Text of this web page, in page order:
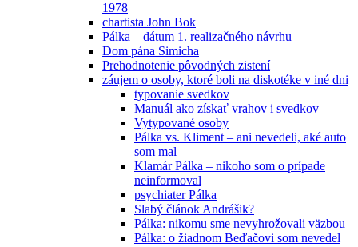
1978
chartista John Bok
Pálka – dátum 1. realizačného návrhu
Dom pána Simicha
Prehodnotenie pôvodných zistení
záujem o osoby, ktoré boli na diskotéke v iné dni
typovanie svedkov
Manuál ako získať vrahov i svedkov
Vytypované osoby
Pálka vs. Kliment – ani nevedeli, aké auto
som mal
Klamár Pálka – nikoho som o prípade
neinformoval
psychiater Pálka
Slabý článok Andrášik?
Pálka: nikomu sme nevyhrožovali väzbou
Pálka: o žiadnom Beďačovi som nevedel